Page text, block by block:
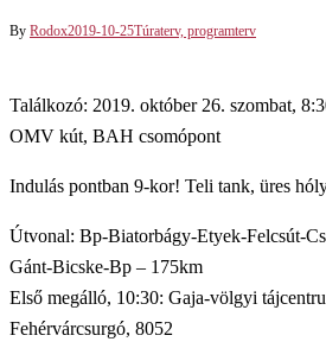
By Rodox2019-10-25Túraterv, programterv
Találkozó: 2019. október 26. szombat,
OMV kút, BAH csomópont
Indulás pontban 9-kor! Teli tank, üres
Útvonal: Bp-Biatorbágy-Etyek-Felcsút-
Gánt-Bicske-Bp – 175km
Első megálló, 10:30: Gaja-völgyi
Fehérvárcsurgó, 8052